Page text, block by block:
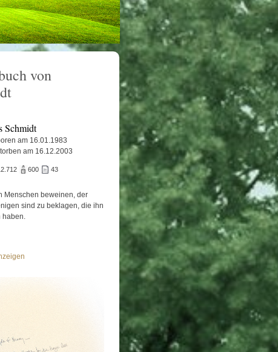
von
Schmidt
am 16.01.1983
am 16.12.2003
600 43
Menschen beweinen, der
sind zu beklagen, die ihn
haben.